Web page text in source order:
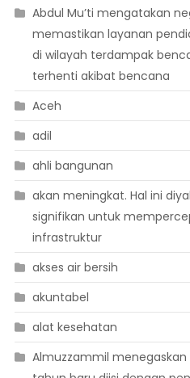
Abdul Mu’ti mengatakan
memastikan layanan
di wilayah terdampak
terhenti akibat bencana
Aceh
adil
ahli bangunan
akan meningkat. Hal ini
signifikan untuk
infrastruktur
akses air bersih
akuntabel
alat kesehatan
Almuzzammil